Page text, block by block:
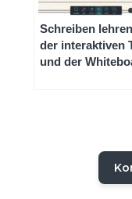
Schreiben
der interaktiven
und der